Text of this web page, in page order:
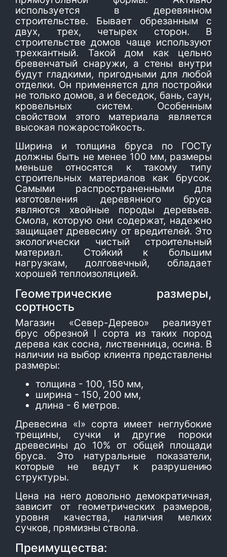
используется в деревянном
строительстве. Бывает обрезанным с
двух, трех, четырех сторон. В
строительстве домов чаще используют
трехкантный. Такой дом как цельно
бревенчатый снаружи, а стены внутри
будут гладкими, пригодными для любой
отделки. Он применяется для постройки
не только домов, а и беседок, бань, саун,
кровельных систем. Особенным
свойством этого материала является
высокая пожаростойкость.
Ширина и толщина бруса по ГОСТу
должны быть не менее 100 мм, размеры
меньше относятся к такому типу
строительных материалов как брусок.
Самыми распространенными для
изготовления деревянного бруса
являются хвойные породы деревьев.
Смола, которую они содержат, надежно
защищает древесину от вредителей. Это
экологически чистый строительный
материал. Стойкий к большим
нагрузкам, долговечный, обладает
хорошей теплоизоляцией.
Геометрические размеры,
сортность
Магазин «Север-Дерево» реализует
брус обрезной І сорта из таких пород
дерева как сосна, лиственница, осина. В
наличии на выбор клиента представлены
размеры:
толщина - 100, 150 мм,
ширина - 150, 200 мм,
длина - 6 метров.
Древесина «І» сорта имеет неглубокие
трещины, сучки и другие пороки
древесины до 10% от общей площади
бруса. Это натуральные показатели,
которые не ведут к разрушению
структуры.
Цена на него довольно демократичная,
зависит от геометрических размеров,
уровня качества, наличия мелких
сучков, прямизны ствола.
Преимущества: